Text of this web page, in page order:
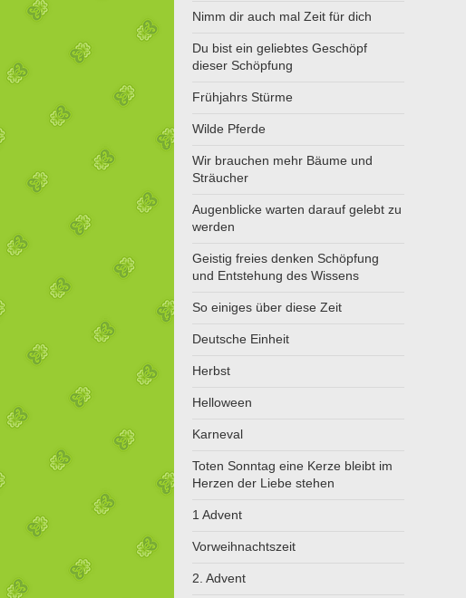
Nimm dir auch mal Zeit für dich
Du bist ein geliebtes Geschöpf
dieser Schöpfung
Frühjahrs Stürme
Wilde Pferde
Wir brauchen mehr Bäume und
Sträucher
Augenblicke warten darauf gelebt zu
werden
Geistig freies denken Schöpfung
und Entstehung des Wissens
So einiges über diese Zeit
Deutsche Einheit
Herbst
Helloween
Karneval
Toten Sonntag eine Kerze bleibt im
Herzen der Liebe stehen
1 Advent
Vorweihnachtszeit
2. Advent